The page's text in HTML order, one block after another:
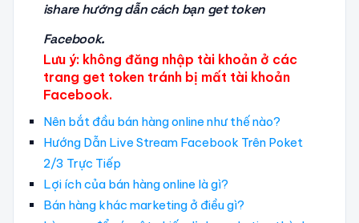
ishare hướng dẫn cách bạn get token
Facebook.
Lưu ý: không đăng nhập tài khoản ở các
trang get token tránh bị mất tài khoản
Facebook.
Nên bắt đầu bán hàng online như thế nào?
Hướng Dẫn Live Stream Facebook Trên Poket
2/3 Trực Tiếp
Lợi ích của bán hàng online là gì?
Bán hàng khác marketing ở điều gì?